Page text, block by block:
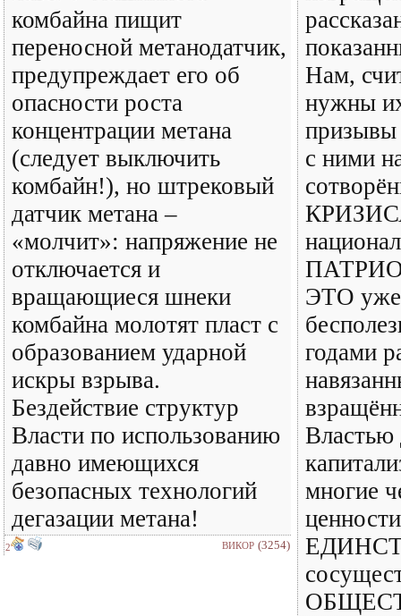
комбайна пищит
переносной метанодатчик,
предупреждает его об
опасности роста
концентрации метана
(следует выключить
комбайн!), но штрековый
датчик метана –
«молчит»: напряжение не
отключается и
вращающиеся шнеки
комбайна молотят пласт с
образованием ударной
искры взрыва.
Бездействие структур
Власти по использованию
давно имеющихся
безопасных технологий
дегазации метана!
2 ВИКОР (3254)
Нам,
нужны
призывы
с ними
ЭТО уже
годами
Властью
многие